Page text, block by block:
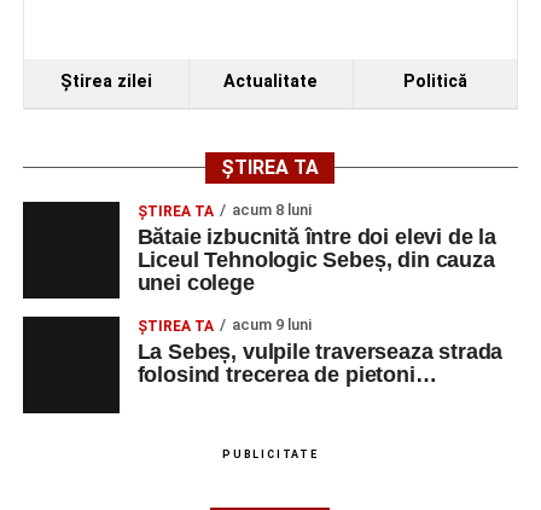
Ştirea zilei Actualitate Politică
ȘTIREA TA
ŞTIREA TA acum 8 luni
Bătaie izbucnită între doi elevi de la
Liceul Tehnologic Sebeș, din cauza
unei colege
ŞTIREA TA acum 9 luni
La Sebeș, vulpile traverseaza strada
folosind trecerea de pietoni…
PUBLICITATE